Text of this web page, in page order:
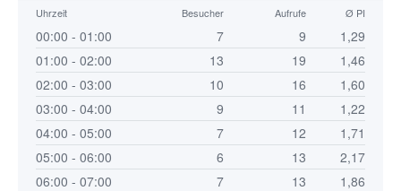
Uhrzeit Besucher Aufrufe Ø PI
00:00 - 01:00 7 9
1,29
01:00 - 02:00
13 19
1,46
02:00 - 03:00
10 16
1,60
03:00 - 04:00
9 11
1,22
04:00 - 05:00
7 12
1,71
05:00 - 06:00
6 13
2,17
06:00 - 07:00
7 13
1,86